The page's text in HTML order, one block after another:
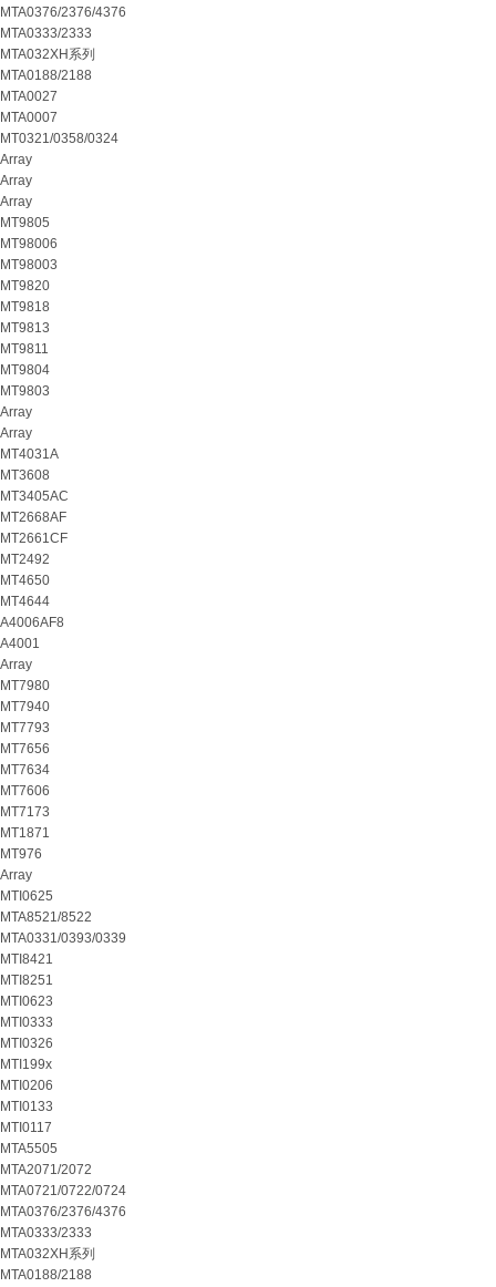
MTA0376/2376/4376
MTA0333/2333
MTA032XH系列
MTA0188/2188
MTA0027
MTA0007
MT0321/0358/0324
Array
Array
Array
MT9805
MT98006
MT98003
MT9820
MT9818
MT9813
MT9811
MT9804
MT9803
Array
Array
MT4031A
MT3608
MT3405AC
MT2668AF
MT2661CF
MT2492
MT4650
MT4644
A4006AF8
A4001
Array
MT7980
MT7940
MT7793
MT7656
MT7634
MT7606
MT7173
MT1871
MT976
Array
MTI0625
MTA8521/8522
MTA0331/0393/0339
MTI8421
MTI8251
MTI0623
MTI0333
MTI0326
MTI199x
MTI0206
MTI0133
MTI0117
MTA5505
MTA2071/2072
MTA0721/0722/0724
MTA0376/2376/4376
MTA0333/2333
MTA032XH系列
MTA0188/2188